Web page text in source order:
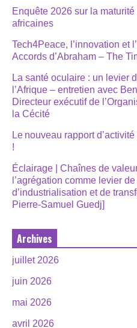
Enquête 2026 sur la
africaines
Tech4Peace, l’innovation et
Accords d’Abraham – The
La santé oculaire : un levier
l’Afrique – entretien avec
Directeur exécutif de
la Cécité
Le nouveau rapport
!
Éclairage | Chaînes de
l’agrégation comme levier
d’industrialisation et de
Pierre-Samuel Guedj]
Archives
juillet 2026
juin 2026
mai 2026
avril 2026